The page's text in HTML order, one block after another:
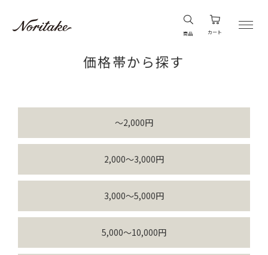
商品 カート
価格帯から探す
～2,000円
2,000～3,000円
3,000～5,000円
5,000～10,000円